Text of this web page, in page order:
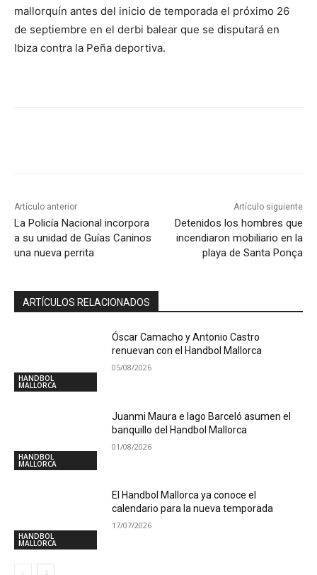
mallorquín antes del inicio de temporada el próximo 26
de septiembre en el derbi balear que se disputará en
Ibiza contra la Peña deportiva.
Artículo anterior
La Policía Nacional incorpora
a su unidad de Guías Caninos
una nueva perrita
Artículo siguiente
Detenidos los hombres que
incendiaron mobiliario en la
playa de Santa Ponça
ARTÍCULOS RELACIONADOS
HANDBOL
MALLORCA
Óscar Camacho y Antonio Castro
renuevan con el Handbol Mallorca
05/08/2026
HANDBOL
MALLORCA
Juanmi Maura e Iago Barceló asumen el
banquillo del Handbol Mallorca
01/08/2026
HANDBOL
MALLORCA
El Handbol Mallorca ya conoce el
calendario para la nueva temporada
17/07/2026